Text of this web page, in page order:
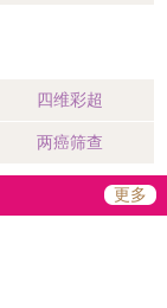
四维彩超
两癌筛查
更多